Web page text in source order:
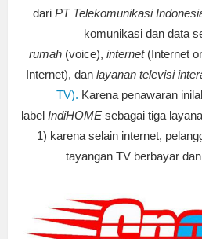
dari PT Telekomunikasi
komunikasi dan data
rumah (voice), internet(Internet
Internet), dan layanan televisi
TV). Karena penawaran
label IndiHOME sebagai tiga
1) karena selain internet,
tayangan TV berbayar